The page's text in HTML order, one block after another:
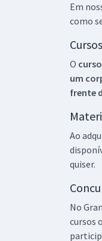
Em
como
O
um
frente
Ao
quiser.
No
cursos